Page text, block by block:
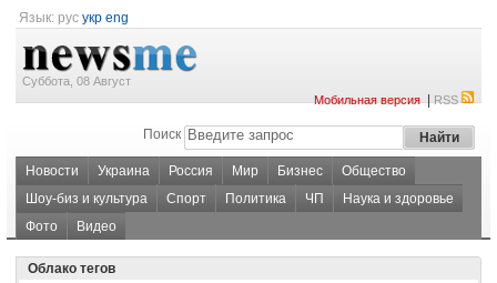
Язык: рус укр eng
Суббота, 08 Август
Мобильная версия|RSS
Поиск
Новости Украина Россия Мир Бизнес
Общество
Шоу-биз и культура
Спорт Политика ЧП
Наука и здоровье
Фото
Видео
Облако тегов